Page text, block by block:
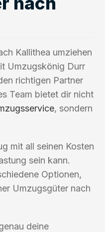
Kallithea umziehen
Umzugskönig Durr
richtigen Partner
Team bietet dir nicht
, sondern
mit all seinen Kosten
sein kann.
Optionen,
Umzugsgüter nach
deine